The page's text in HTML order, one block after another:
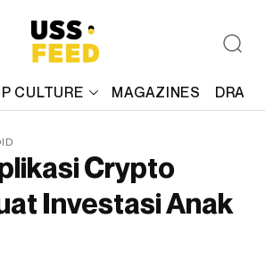
CULTURE MAGAZINES
Crypto
Investasi Anak